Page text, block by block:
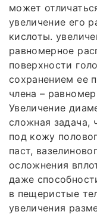
может
увеличение его
кислоты.
равномерное
поверхности
сохранением ее
члена –
Увеличение
сложная задача,
под кожу
паст,
осложнения
даже
в пещеристые
увеличения